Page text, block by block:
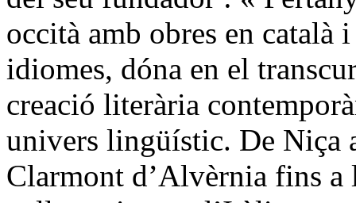
occità amb obres en català
idiomes, dóna en el
creació literària
univers lingüístic. De Niça
Clarmont d’Alvèrnia fins a